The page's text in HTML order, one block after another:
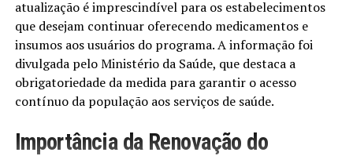
atualização é imprescindível para os estabelecimentos
que desejam continuar oferecendo medicamentos e
insumos aos usuários do programa. A informação foi
divulgada pelo Ministério da Saúde, que destaca a
obrigatoriedade da medida para garantir o acesso
contínuo da população aos serviços de saúde.
Importância da Renovação do